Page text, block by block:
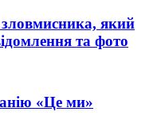
який
та фото
«Це ми»